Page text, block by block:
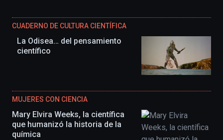
CUADERNO DE CULTURA CIENTÍFICA
La Odisea… del pensamiento
científico
MUJERES CON CIENCIA
Mary Elvira Weeks, la científica
que humanizó la historia de la
química